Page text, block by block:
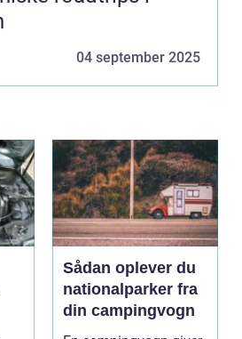
04 september 2025
Sådan oplever du
nationalparker fra
din campingvogn